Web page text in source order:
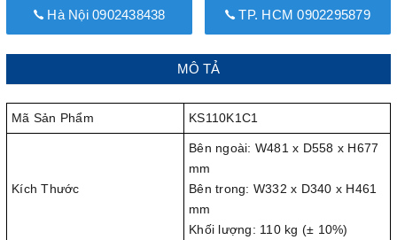
Hà Nội 0902438438 TP. HCM 0902295879
MÔ TẢ
Mã Sản Phẩm KS110K1C1
Kích Thước
Bên ngoài: W481 x D558 x H677
mm
Bên trong: W332 x D340 x H461
mm
Khối lượng: 110 kg (± 10%)